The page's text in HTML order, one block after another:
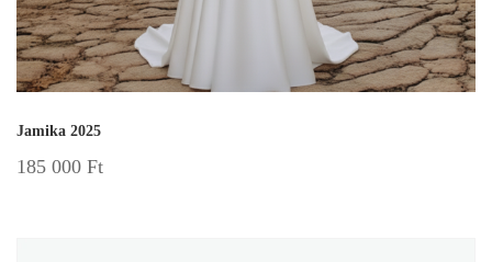
Jamika 2025
185 000 Ft